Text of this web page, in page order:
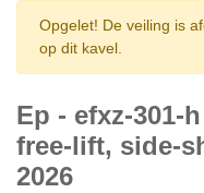
Opgelet! De veiling is
op dit kavel.
Ep - efxz-301-
free-lift, side-
2026